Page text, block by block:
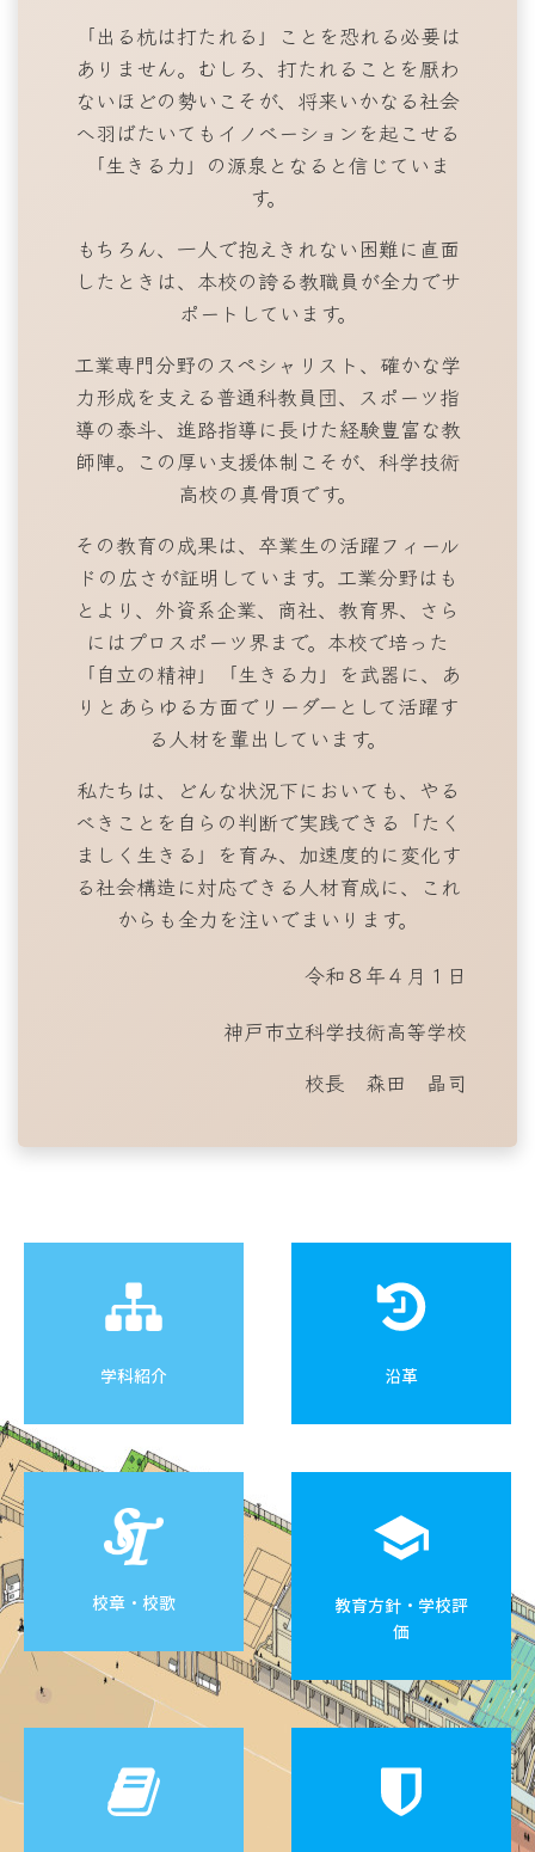
「出る杭は打たれる」ことを恐れる必要は
ありません。むしろ、打たれることを厭わ
ないほどの勢いこそが、将来いかなる社会
へ羽ばたいてもイノベーションを起こせる
「生きる力」の源泉となると信じていま
す。
もちろん、一人で抱えきれない困難に直面
したときは、本校の誇る教職員が全力でサ
ポートしています。
工業専門分野のスペシャリスト、確かな学
力形成を支える普通科教員団、スポーツ指
導の泰斗、進路指導に長けた経験豊富な教
師陣。この厚い支援体制こそが、科学技術
高校の真骨頂です。
その教育の成果は、卒業生の活躍フィール
ドの広さが証明しています。工業分野はも
とより、外資系企業、商社、教育界、さら
にはプロスポーツ界まで。本校で培った
「自立の精神」「生きる力」を武器に、あ
りとあらゆる方面でリーダーとして活躍す
る人材を輩出しています。
私たちは、どんな状況下においても、やる
べきことを自らの判断で実践できる「たく
ましく生きる」を育み、加速度的に変化す
る社会構造に対応できる人材育成に、これ
からも全力を注いでまいります。
令和８年４月１日
神戸市立科学技術高等学校
校長 森田 晶司
学科紹介 沿革
校章・校歌
教育方針・学校評
価